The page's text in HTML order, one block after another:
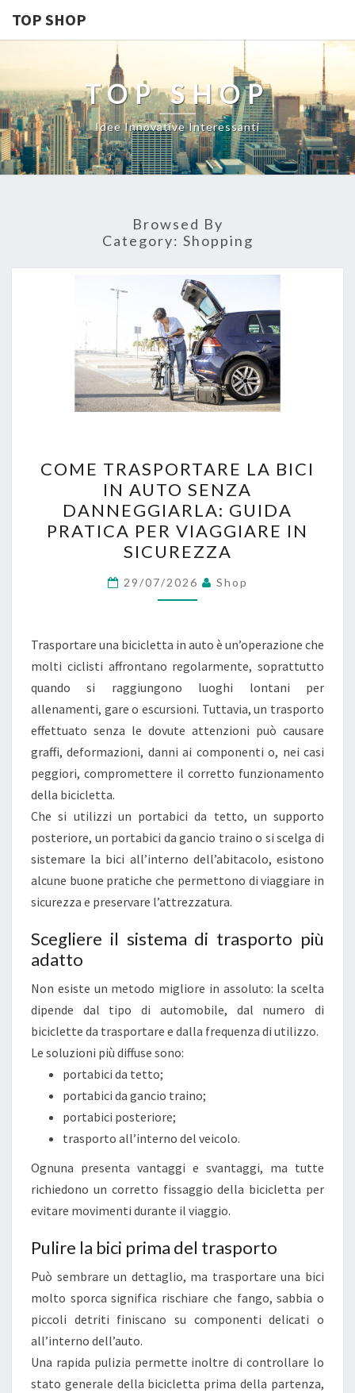
TOP SHOP
TOP SHOP
Idee Innovative Interessanti
Browsed By
Category: Shopping
O
M
E
T
R
A
S
O
R
T
A
R
E
L
B
I
C
I
I
A
T
O
S
E
Z
D
A
N
G
COME TRASPORTARE LA BICI
IN AUTO SENZA
DANNEGGIARLA: GUIDA
PRATICA PER VIAGGIARE IN
SICUREZZA
29/07/2026 Shop
Trasportare una bicicletta in auto è un’operazione che
molti ciclisti affrontano regolarmente, soprattutto
quando si raggiungono luoghi lontani per
allenamenti, gare o escursioni. Tuttavia, un trasporto
effettuato senza le dovute attenzioni può causare
graffi, deformazioni, danni ai componenti o, nei casi
peggiori, compromettere il corretto funzionamento
della bicicletta.
Che si utilizzi un portabici da tetto, un supporto
posteriore, un portabici da gancio traino o si scelga di
sistemare la bici all’interno dell’abitacolo, esistono
alcune buone pratiche che permettono di viaggiare in
sicurezza e preservare l’attrezzatura.
Scegliere il sistema di trasporto più
adatto
Non esiste un metodo migliore in assoluto: la scelta
dipende dal tipo di automobile, dal numero di
biciclette da trasportare e dalla frequenza di utilizzo.
Le soluzioni più diffuse sono:
portabici da tetto;
portabici da gancio traino;
portabici posteriore;
trasporto all’interno del veicolo.
Ognuna presenta vantaggi e svantaggi, ma tutte
richiedono un corretto fissaggio della bicicletta per
evitare movimenti durante il viaggio.
Pulire la bici prima del trasporto
Può sembrare un dettaglio, ma trasportare una bici
molto sporca significa rischiare che fango, sabbia o
piccoli detriti finiscano su componenti delicati o
all’interno dell’auto.
Una rapida pulizia permette inoltre di controllare lo
stato generale della bicicletta prima della partenza,